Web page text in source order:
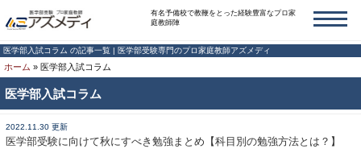
有名予備校で教鞭をとった経験豊富なプロ家
庭教師陣
医学部入試コラム の記事一覧 | 医学部受験専門のプロ家庭教師アズメディ
ホーム » 医学部入試コラム
医学部入試コラム
2022.11.30 更新
医学部受験に向けて秋にすべき勉強まとめ【科目別の勉強方法とは？】